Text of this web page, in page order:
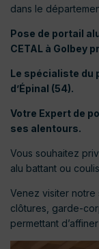
dans le
Pose de portail
CETAL à Golbey
Le spécialiste du
d’Épinal (54).
Votre Expert de
ses alentours.
Vous souhaitez
alu battant ou
Venez visiter notre
clôtures, garde-
permettant